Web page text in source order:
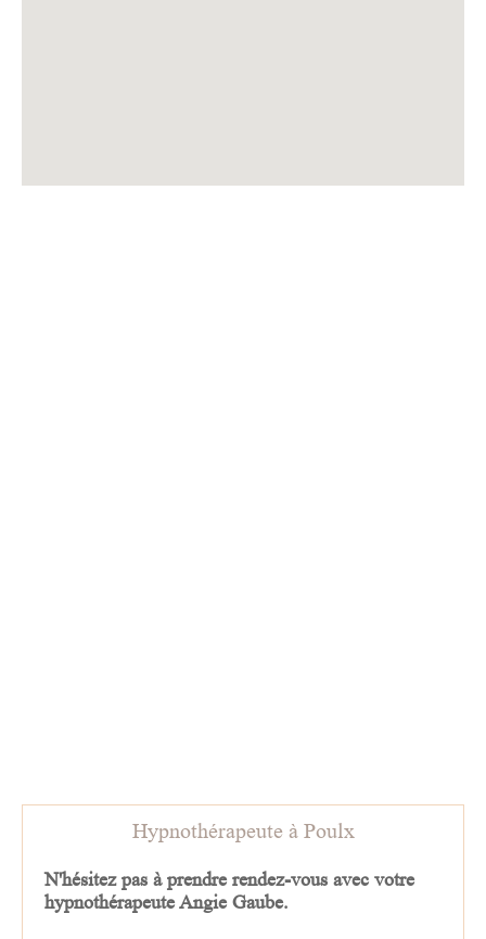
Hypnothérapeute à Poulx
N'hésitez pas à prendre rendez-vous avec votre
hypnothérapeute Angie Gaube.